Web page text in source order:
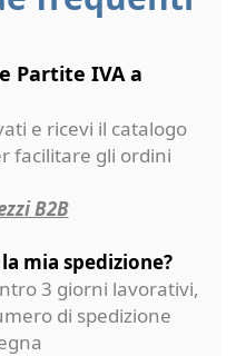
Partite IVA a
e ricevi il catalogo
facilitare gli ordini
B2B
mia spedizione?
3 giorni lavorativi,
di spedizione